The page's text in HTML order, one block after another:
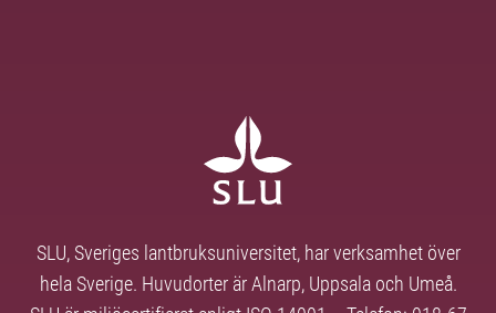
SLU, Sveriges lantbruksuniversitet, har verksamhet över
hela Sverige. Huvudorter är Alnarp, Uppsala och Umeå.